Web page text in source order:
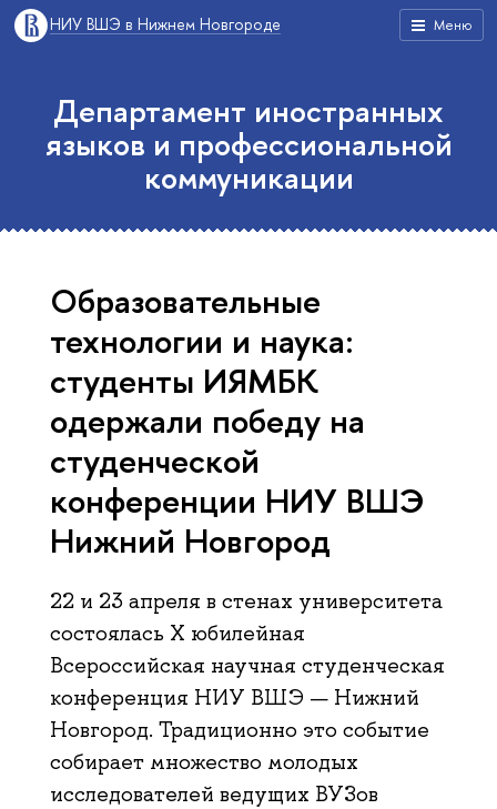
Меню
НИУ ВШЭ в Нижнем Новгороде
Департамент иностранных
языков и профессиональной
коммуникации
Образовательные
технологии и наука:
студенты ИЯМБК
одержали победу на
студенческой
конференции НИУ ВШЭ
Нижний Новгород
22 и 23 апреля в стенах университета
состоялась X юбилейная
Всероссийская научная студенческая
конференция НИУ ВШЭ — Нижний
Новгород. Традиционно это событие
собирает множество молодых
исследователей ведущих ВУЗов